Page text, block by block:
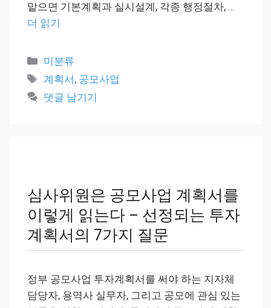
맡으면 기본계획과 실시설계, 각종 행정절차, …
더 읽기
카
테
리
미분류
태
그
계획서 , 공모사업
댓글 남기기
심사위원은 공모사업 계획서를
이렇게 읽는다 – 선정되는 투자
계획서의 7가지 질문
정부 공모사업 투자계획서를 써야 하는 지자체
담당자, 용역사 실무자, 그리고 공모에 관심 있는